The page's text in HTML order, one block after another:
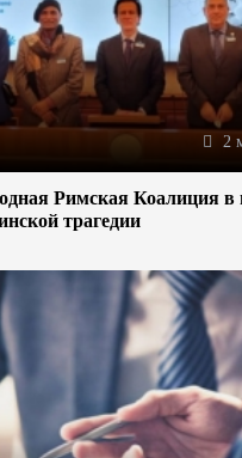
2
Римская Коалиция в
трагедии